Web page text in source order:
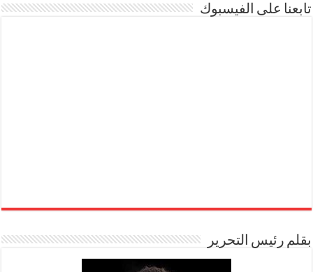
تابعنا على الفيسبوك
بقلم رئيس التحرير